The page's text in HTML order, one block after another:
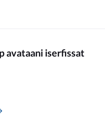
avataani iserfissat